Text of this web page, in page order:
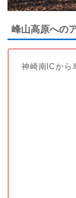
峰山高原への
神崎南ICから